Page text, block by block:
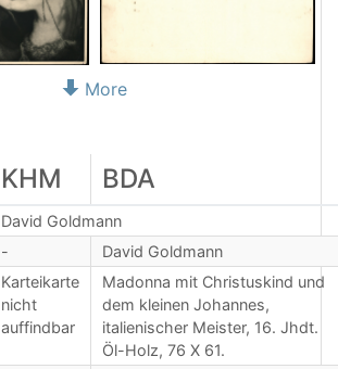
More
KHM BDA
David Goldmann
-
David Goldmann
Karteikarte
nicht
auffindbar
Madonna mit Christuskind und
dem kleinen Johannes,
italienischer Meister, 16. Jhdt.
Öl-Holz, 76 X 61.